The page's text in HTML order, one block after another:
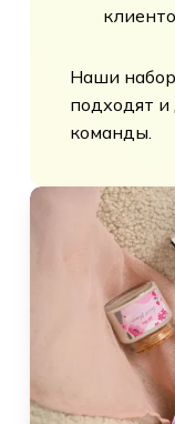
Наши
подходят и
команды.